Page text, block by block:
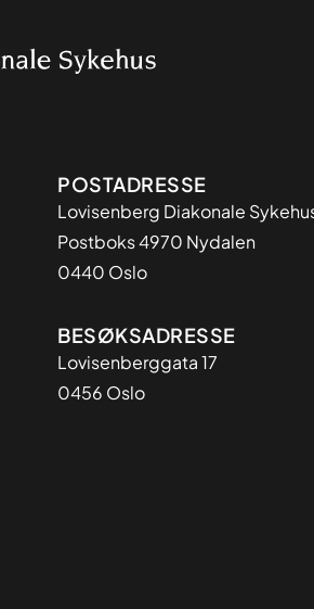
Adresse
POSTADRESSE
Lovisenberg Diakonale
Postboks 4970 Nydalen
0440 Oslo
BESØKSADRESSE
Lovisenberggata 17
0456 Oslo